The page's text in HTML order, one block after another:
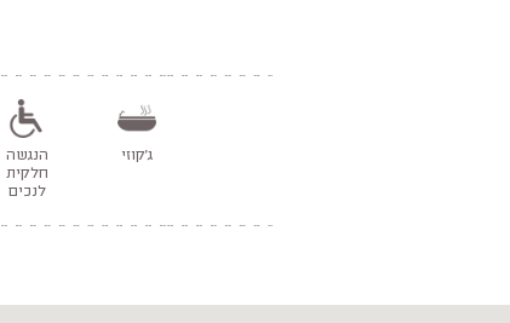
ג'קוזי
הנגשה
חלקית
לנכים